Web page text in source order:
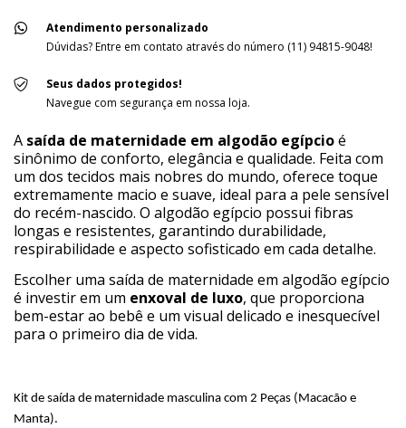
Atendimento personalizado
Dúvidas? Entre em contato através do número (11) 94815-9048!
Seus dados protegidos!
Navegue com segurança em nossa loja.
A saída de maternidade em algodão egípcioé
sinônimo de conforto, elegância e qualidade. Feita com
um dos tecidos mais nobres do mundo, oferece toque
extremamente macio e suave, ideal para a pele sensível
do recém-nascido. O algodão egípcio possui fibras
longas e resistentes, garantindo durabilidade,
respirabilidade e aspecto sofisticado em cada detalhe.
Escolher uma saída de maternidade em algodão egípcio
é investir em um enxoval de luxo, que proporciona
bem-estar ao bebê e um visual delicado e inesquecível
para o primeiro dia de vida.
Kit de saída de maternidade masculina com 2 Peças (Macacão e
Manta).